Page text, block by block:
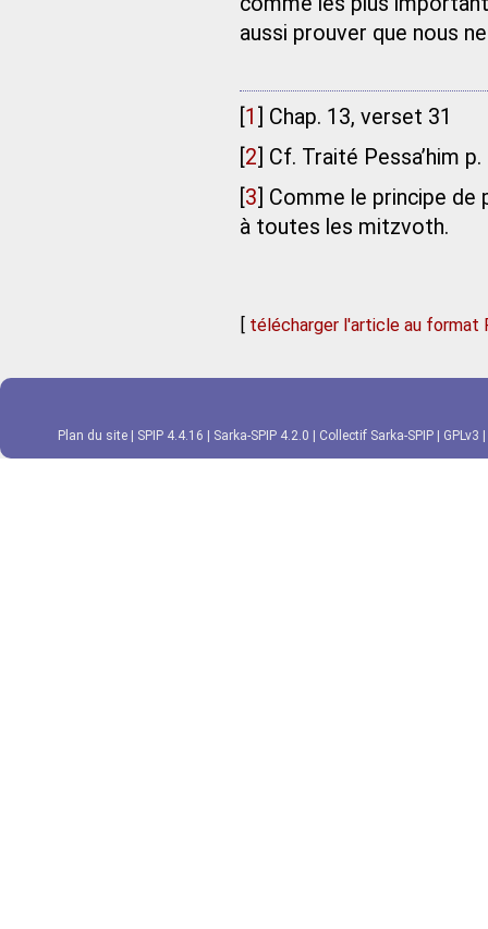
aussi prouver que nous
1
Chap. 13, verset 31
2 Cf. Traité Pessa’him
3 Comme le principe de
à toutes les mitzvoth.
[ télécharger l'article au format
Plan du site SPIP 4.4.16 Sarka-SPIP 4.2.0 Collectif Sarka-SPIP GPLv3